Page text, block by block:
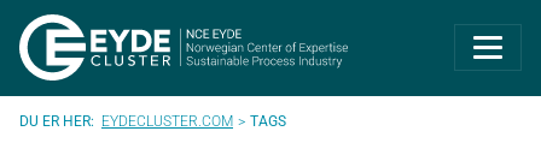
Eyde-Cluster |
EYDECLUSTER.COM TAGS